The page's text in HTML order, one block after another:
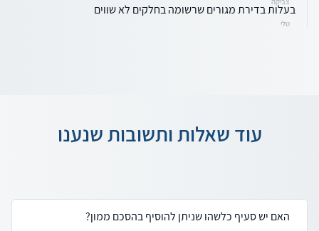
בעלות בדירת מגורים שרשומה בחלקים לא שווים
טלי
עוד שאלות ותשובות שנענו
האם יש סעיף כלשהו שניתן להוסיף בהסכם ממון?